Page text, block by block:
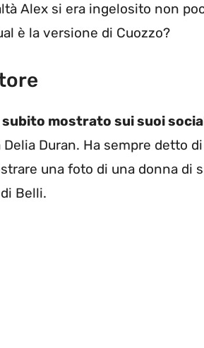
Alex si era ingelosito non
è la versione di Cuozzo?
mostrato sui suoi
Duran. Ha sempre detto
una foto di una donna di
Belli.